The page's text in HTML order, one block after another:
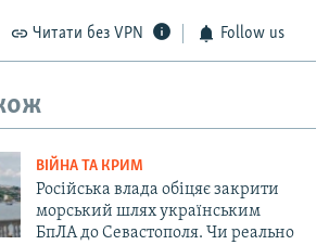
Читати без VPN Follow us
ВІЙНА ТА КРИМ
Російська влада обіцяє закрити
морський шлях українським
БпЛА до Севастополя. Чи реально